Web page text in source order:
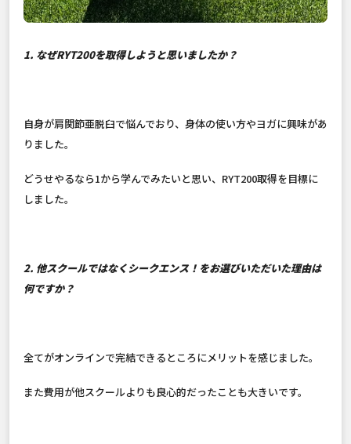
1. なぜRYT200を取得しようと思いましたか？
自身が肩関節亜脱臼で悩んでおり、身体の使い方やヨガに興味があ
りました。
どうせやるなら1から学んでみたいと思い、RYT200取得を目標に
しました。
2. 他スクールではなくシークエンス！をお選びいただいた理由は
何ですか？
全てがオンラインで完結できるところにメリットを感じました。
また費用が他スクールよりも良心的だったことも大きいです。